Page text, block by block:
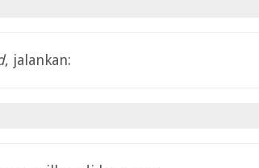
, jalankan: